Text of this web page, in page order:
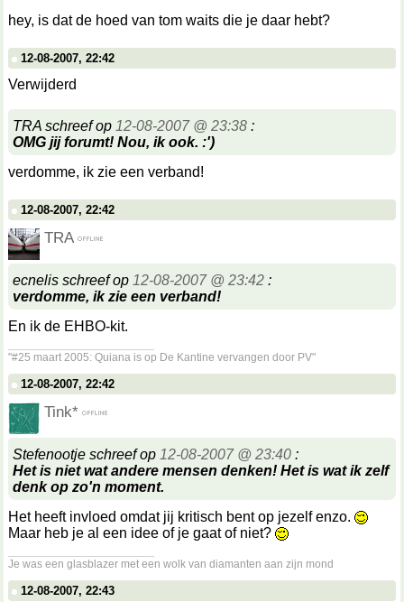
hey, is dat de hoed van tom waits die je daar hebt?
12-08-2007, 22:42
Verwijderd
TRA schreef op 12-08-2007 @ 23:38 :
OMG jij forumt! Nou, ik ook. :')
verdomme, ik zie een verband!
12-08-2007, 22:42
TRA
ecnelis schreef op 12-08-2007 @ 23:42 :
verdomme, ik zie een verband!
En ik de EHBO-kit.
"#25 maart 2005: Quiana is op De Kantine vervangen door PV"
12-08-2007, 22:42
Tink*
Stefenootje schreef op 12-08-2007 @ 23:40 :
Het is niet wat andere mensen denken! Het is wat ik zelf
denk op zo'n moment.
Het heeft invloed omdat jij kritisch bent op jezelf enzo.
Maar heb je al een idee of je gaat of niet?
Je was een glasblazer met een wolk van diamanten aan zijn mond
12-08-2007, 22:43